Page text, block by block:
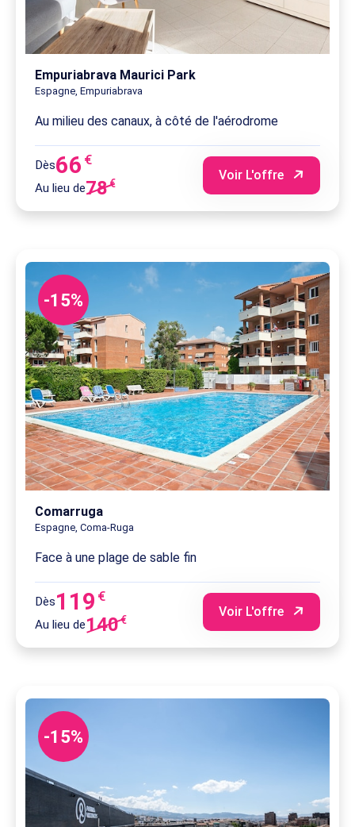
Empuriabrava Maurici Park
Espagne, Empuriabrava
Au milieu des canaux, à côté de l'aérodrome
Dès66 €
Au lieu de78€
Voir L'offre
-15%
Comarruga
Espagne, Coma-Ruga
Face à une plage de sable fin
Dès119 €
Au lieu de140€
Voir L'offre
-15%